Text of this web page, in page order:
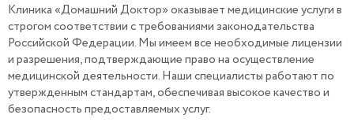
Клиника «Домашний Доктор» оказывает медицинские услуги в
строгом соответствии с требованиями законодательства
Российской Федерации. Мы имеем все необходимые лицензии
и разрешения, подтверждающие право на осуществление
медицинской деятельности. Наши специалисты работают по
утвержденным стандартам, обеспечивая высокое качество и
безопасность предоставляемых услуг.